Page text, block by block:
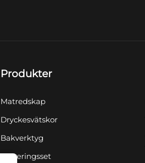
Produkter
Matredskap
Dryckesvätskor
Bakverktyg
Serveringsset